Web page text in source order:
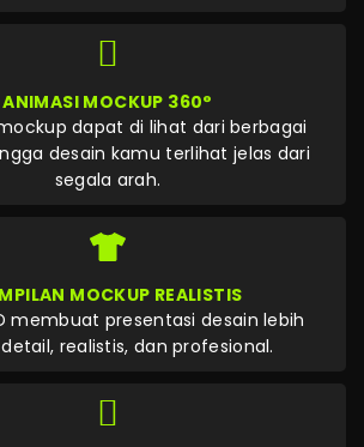
ANIMASI MOCKUP 360°
dapat di lihat dari berbagai
desain kamu terlihat jelas dari
segala arah.
MOCKUP REALISTIS
membuat presentasi desain lebih
realistis, dan profesional.